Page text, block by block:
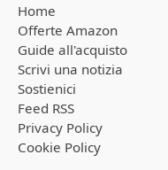
Home
Offerte Amazon
Guide all'acquisto
Scrivi una notizia
Sostienici
Feed RSS
Privacy Policy
Cookie Policy